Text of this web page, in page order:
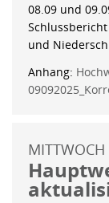
08.09 und
und
Anhang:
MITTWOCH